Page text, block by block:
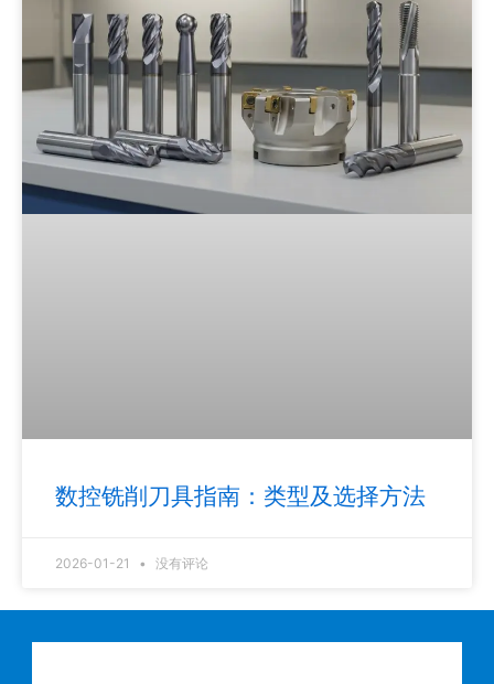
数控铣削刀具指南：类型及选择方法
2026-01-21 没有评论